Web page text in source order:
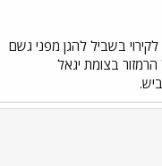
בשביל להגן מפני גשם
הרמזור בצומת יגאל